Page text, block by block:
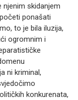
njenim skidanjem
ponašati
to je bila iluzija,
ogromnim i
ni kriminal,
konkurenata,